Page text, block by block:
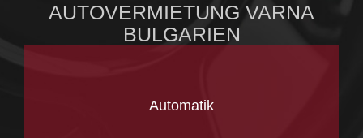
AUTOVERMIETUNG VARNA
BULGARIEN
Automatik